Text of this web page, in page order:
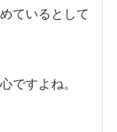
ているとして
ですよね。